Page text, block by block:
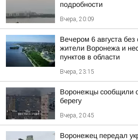
подробности
Вчера, 20:09
Вечером 6 августа без
жители Воронежа и
пунктов в области
Вчера, 23:15
Воронежцы сообщили
берегу
Вчера, 20:45
Воронежец передал